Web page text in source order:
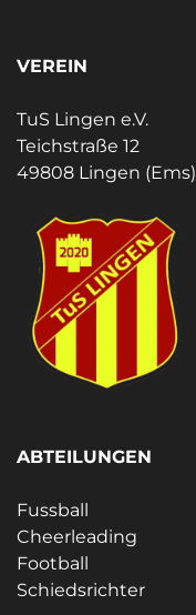
VEREIN
TuS Lingen e.V.
Teichstraße 12
49808 Lingen (Ems)
ABTEILUNGEN
Fussball
Cheerleading
Football
Schiedsrichter